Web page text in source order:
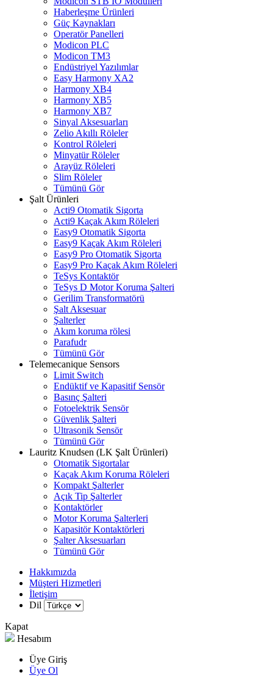
Haberleşme Ürünleri
Güç Kaynakları
Operatör Panelleri
Modicon PLC
Modicon TM3
Endüstriyel Yazılımlar
Easy Harmony XA2
Harmony XB4
Harmony XB5
Harmony XB7
Sinyal Aksesuarları
Zelio Akıllı Röleler
Kontrol Röleleri
Minyatür Röleler
Arayüz Röleleri
Slim Röleler
Tümünü Gör
Şalt Ürünleri
Acti9 Otomatik Sigorta
Acti9 Kaçak Akım Röleleri
Easy9 Otomatik Sigorta
Easy9 Kaçak Akım Röleleri
Easy9 Pro Otomatik Sigorta
Easy9 Pro Kaçak Akım Röleleri
TeSys Kontaktör
TeSys D Motor Koruma Şalteri
Gerilim Transformatörü
Şalt Aksesuar
Şalterler
Akım koruma rölesi
Parafudr
Tümünü Gör
Telemecanique Sensors
Limit Switch
Endüktif ve Kapasitif Sensör
Basınç Şalteri
Fotoelektrik Sensör
Güvenlik Şalteri
Ultrasonik Sensör
Tümünü Gör
Lauritz Knudsen (LK Şalt Ürünleri)
Otomatik Sigortalar
Kaçak Akım Koruma Röleleri
Kompakt Şalterler
Açık Tip Şalterler
Kontaktörler
Motor Koruma Şalterleri
Kapasitör Kontaktörleri
Şalter Aksesuarları
Tümünü Gör
Hakkımızda
Müşteri Hizmetleri
İletişim
Dil
Kapat
Hesabım
Üye Giriş
Üye Ol